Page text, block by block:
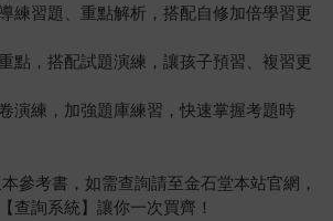
練習題、重點解析，搭配自修加倍學習更
點，搭配試題演練，讓孩子預習、複習更
演練，加強題庫練習，快速掌握考題時
參考書，如需查詢請至金石堂本站官網，
查詢系統】讓你一次買齊！